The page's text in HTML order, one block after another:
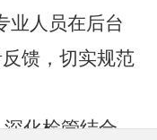
业人员在后台
馈，切实规范
化检管结合，